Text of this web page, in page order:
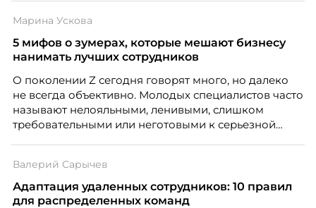
Марина Ускова
5 мифов о зумерах, которые мешают бизнесу
нанимать лучших сотрудников
О поколении Z сегодня говорят много, но далеко
не всегда объективно. Молодых специалистов часто
называют нелояльными, ленивыми, слишком
требовательными или неготовыми к серьезной
кадровых ошибок. В этой статье Марина Ускова,
руководитель отдела подбора персонала
рекрутинговой компании, разбирает самые
Валерий Сарычев
Адаптация удаленных сотрудников: 10 правил
для распределенных команд